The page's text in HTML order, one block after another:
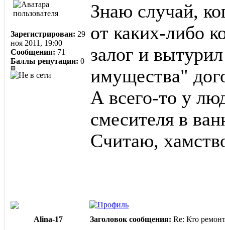
Зарегистрирован: 29
ноя 2011, 19:00
Сообщения: 71
Баллы репутации: 0
Знаю случай,
от каких-либо
залог и
имущества"
А всего-то у
смесителя в
Считаю,
Alina-17 Заголовок сообщения: Re: Кто